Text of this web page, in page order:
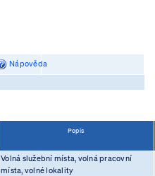
Nápověda
Popis
Volná služební místa, volná pracovní
místa, volné lokality